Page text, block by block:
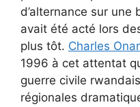
d’alternance sur une
avait été acté lors
plus tôt. Charles
1996 à cet attentat
guerre civile
régionales